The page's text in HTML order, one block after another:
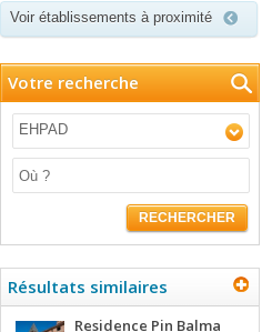
Voir établissements à proximité
Votre recherche
EHPAD
RECHERCHER
Résultats similaires
Residence Pin Balma